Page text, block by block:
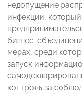
недопущение
инфекции,
бизнес-
мерах, среди
запуск
контроль за